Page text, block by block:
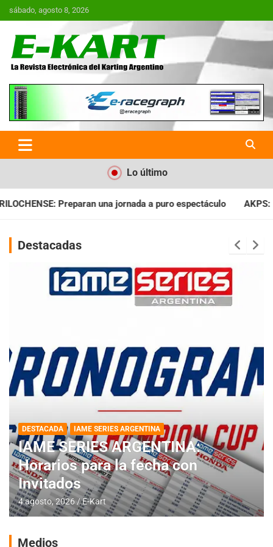
Saltar
al
sábado, agosto 8, 2026
E-Kart.com.ar | La Revista
Electrónica del Karting en
Argentina
Lo último
a puro espectáculo AKPS: Intervino la IGJ y oficializó el
Destacadas
DESTACADA IAME SERIES ARGENTINA
IAME SERIES ARGENTINA:
Horarios para la fecha con
Invitados
4 agosto, 2026 E-Kart
Medios